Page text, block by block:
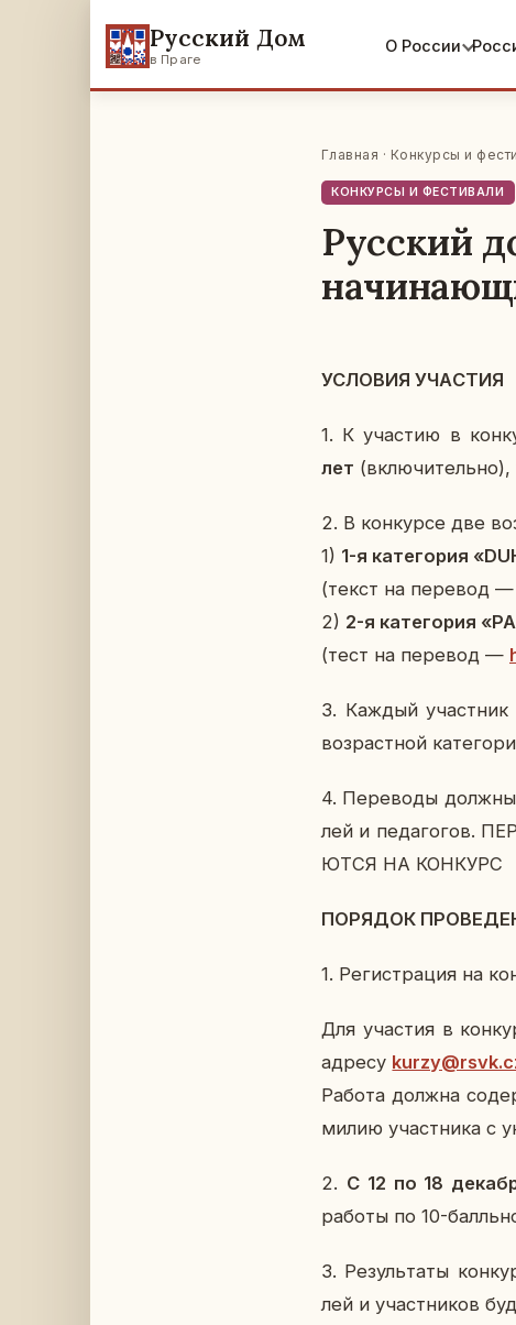
Русский Дом
в Праге
О России
Главная · Конкурсы и
КОНКУРСЫ И ФЕСТИВАЛИ
Русский
УСЛО­ВИЯ УЧА­СТИЯ
1. К уча­стию в
лет
2. В кон­кур­се две
1) 1-я ка­те­го­рия
(текст на пе­ре­вод —
2) 2-я ка­те­го­рия
(тест на пе­ре­вод —
3. Каждый участ­ник
воз­раст­ной
4. Пе­ре­во­ды
лей и пе­да­го­гов.
ЮТ­СЯ НА КОН­КУРС
ПО­РЯ­ДОК
1. Ре­ги­стра­ция на
Для уча­стия в
адресу
Работа должна
ми­лию участ­ни­ка с
2. С 12 по 18
работы по 10-
3. Ре­зуль­та­ты
лей и участ­ни­ков